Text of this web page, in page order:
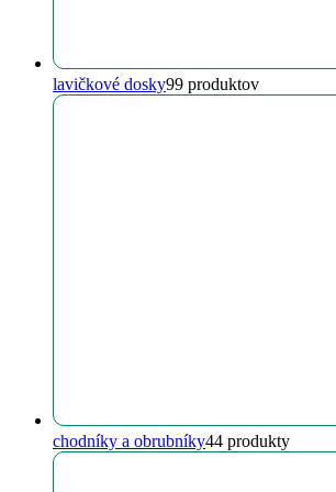
lavičkové dosky99 produktov
chodníky a obrubníky44 produkty